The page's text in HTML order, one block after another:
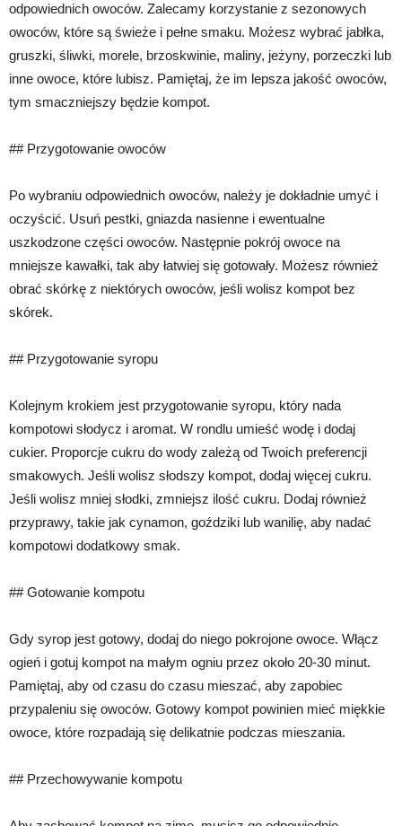
odpowiednich owoców. Zalecamy korzystanie z sezonowych
owoców, które są świeże i pełne smaku. Możesz wybrać jabłka,
gruszki, śliwki, morele, brzoskwinie, maliny, jeżyny, porzeczki lub
inne owoce, które lubisz. Pamiętaj, że im lepsza jakość owoców,
tym smaczniejszy będzie kompot.
## Przygotowanie owoców
Po wybraniu odpowiednich owoców, należy je dokładnie umyć i
oczyścić. Usuń pestki, gniazda nasienne i ewentualne
uszkodzone części owoców. Następnie pokrój owoce na
mniejsze kawałki, tak aby łatwiej się gotowały. Możesz również
obrać skórkę z niektórych owoców, jeśli wolisz kompot bez
skórek.
## Przygotowanie syropu
Kolejnym krokiem jest przygotowanie syropu, który nada
kompotowi słodycz i aromat. W rondlu umieść wodę i dodaj
cukier. Proporcje cukru do wody zależą od Twoich preferencji
smakowych. Jeśli wolisz słodszy kompot, dodaj więcej cukru.
Jeśli wolisz mniej słodki, zmniejsz ilość cukru. Dodaj również
przyprawy, takie jak cynamon, goździki lub wanilię, aby nadać
kompotowi dodatkowy smak.
## Gotowanie kompotu
Gdy syrop jest gotowy, dodaj do niego pokrojone owoce. Włącz
ogień i gotuj kompot na małym ogniu przez około 20-30 minut.
Pamiętaj, aby od czasu do czasu mieszać, aby zapobiec
przypaleniu się owoców. Gotowy kompot powinien mieć miękkie
owoce, które rozpadają się delikatnie podczas mieszania.
## Przechowywanie kompotu